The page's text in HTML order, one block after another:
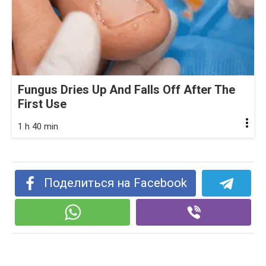
Fungus Dries Up And Falls Off After The
First Use
1 h 40 min
Поделиться на Facebook